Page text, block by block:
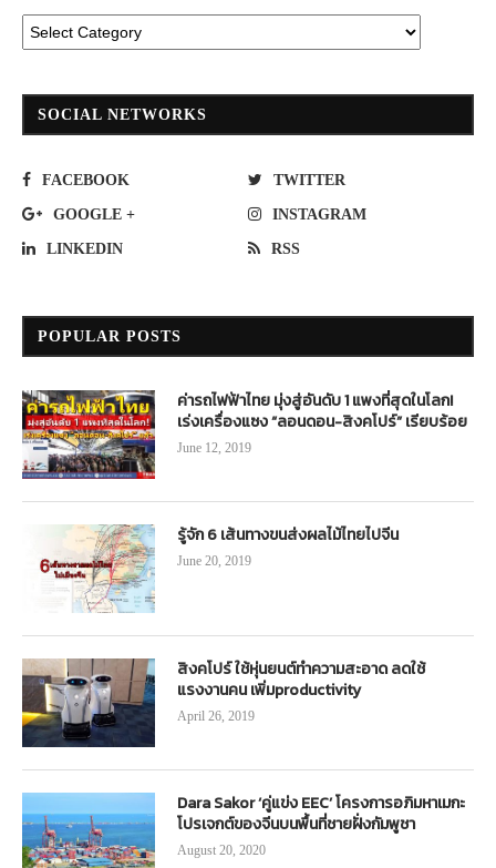
SOCIAL NETWORKS
FACEBOOK TWITTER
GOOGLE + INSTAGRAM
LINKEDIN RSS
POPULAR POSTS
ค่ารถไฟฟ้าไทย มุ่งสู่อันดับ 1 แพงที่สุดในโลก!
เร่งเครื่องแซง “ลอนดอน-สิงคโปร์” เรียบร้อย
June 12, 2019
รู้จัก 6 เส้นทางขนส่งผลไม้ไทยไปจีน
June 20, 2019
สิงคโปร์ ใช้หุ่นยนต์ทำความสะอาด ลดใช้
แรงงานคน เพิ่มproductivity
April 26, 2019
Dara Sakor ‘คู่แข่ง EEC’ โครงการอภิมหาเมกะ
โปรเจกต์ของจีนบนพื้นที่ชายฝั่งกัมพูชา
August 20, 2020